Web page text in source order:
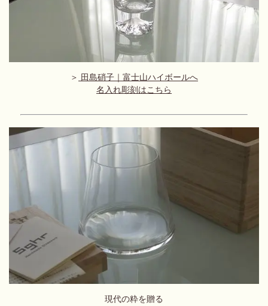
＞ 田島硝子｜富士山ハイボールへ
名入れ彫刻はこちら
現代の粋を贈る